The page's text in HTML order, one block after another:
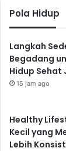
Pola Hidup
Langkah
Begadang
Hidup Sehat
15 jam ago
Healthy
Kecil yang
Lebih